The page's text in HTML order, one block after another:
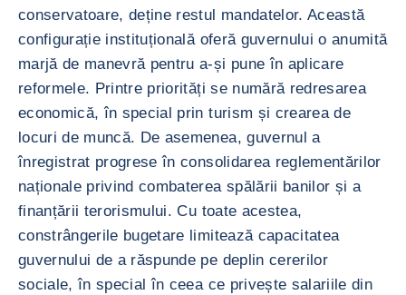
conservatoare, deține restul mandatelor. Această
configurație instituțională oferă guvernului o anumită
marjă de manevră pentru a-și pune în aplicare
reformele. Printre priorități se numără redresarea
economică, în special prin turism și crearea de
locuri de muncă. De asemenea, guvernul a
înregistrat progrese în consolidarea reglementărilor
naționale privind combaterea spălării banilor și a
finanțării terorismului. Cu toate acestea,
constrângerile bugetare limitează capacitatea
guvernului de a răspunde pe deplin cererilor
sociale, în special în ceea ce privește salariile din